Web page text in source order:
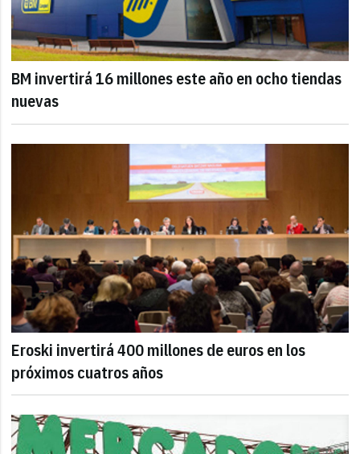
BM invertirá 16 millones este año en ocho tiendas
nuevas
Eroski invertirá 400 millones de euros en los
próximos cuatros años